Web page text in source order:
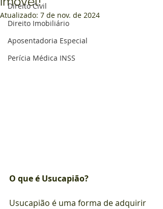
Direito Civil
Direito Imobiliário
Aposentadoria Especial
Perícia Médica INSS
Atualizado: 7 de nov. de 2024
O que é Usucapião?
Usucapião é uma forma de adquirir